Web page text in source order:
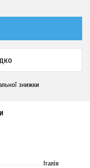
знижки
Італія